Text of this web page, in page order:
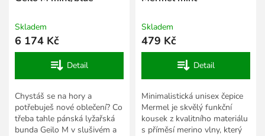
Skladem
6 174 Kč
Detail
Chystáš se na hory a
potřebuješ nové oblečení? Co
třeba tahle pánská lyžařská
bunda Geilo M v slušivém a
Skladem
479 Kč
Detail
Minimalistická unisex čepice
Mermel je skvělý funkční
kousek z kvalitního materiálu
s příměsí merino vlny, který